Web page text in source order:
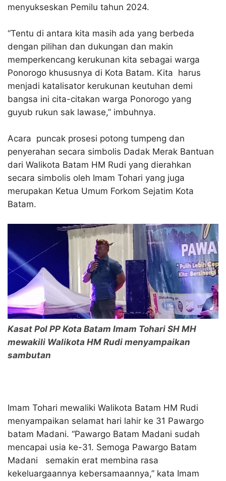
menyukseskan Pemilu tahun 2024.
“Tentu di antara kita masih ada yang berbeda
dengan pilihan dan dukungan dan makin
memperkencang kerukunan kita sebagai warga
Ponorogo khususnya di Kota Batam. Kita harus
menjadi katalisator kerukunan keutuhan demi
bangsa ini cita-citakan warga Ponorogo yang
guyub rukun sak lawase,” imbuhnya.
Acara puncak prosesi potong tumpeng dan
penyerahan secara simbolis Dadak Merak Bantuan
dari Walikota Batam HM Rudi yang dierahkan
secara simbolis oleh Imam Tohari yang juga
merupakan Ketua Umum Forkom Sejatim Kota
Batam.
Kasat Pol PP Kota Batam Imam Tohari SH MH
mewakili Walikota HM Rudi menyampaikan
sambutan
Imam Tohari mewaliki Walikota Batam HM Rudi
menyampaikan selamat hari lahir ke 31 Pawargo
batam Madani. “Pawargo Batam Madani sudah
mencapai usia ke-31. Semoga Pawargo Batam
Madani semakin erat membina rasa
kekeluargaannya kebersamaannya,” kata Imam